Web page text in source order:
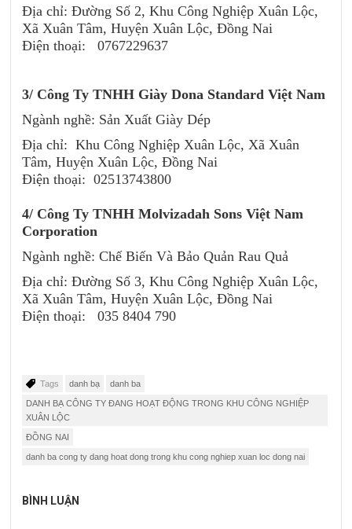
Địa chỉ: Đường Số 2, Khu Công Nghiệp Xuân Lộc,
Xã Xuân Tâm, Huyện Xuân Lộc, Đồng Nai
Điện thoại: 0767229637
3/ Công Ty TNHH Giày Dona Standard Việt Nam
Ngành nghề: Sản Xuất Giày Dép
Địa chỉ: Khu Công Nghiệp Xuân Lộc, Xã Xuân
Tâm, Huyện Xuân Lộc, Đồng Nai
Điện thoại:02513743800
4/ Công Ty TNHH Molvizadah Sons Việt Nam
Corporation
Ngành nghề: Chế Biến Và Bảo Quản Rau Quả
Địa chỉ: Đường Số 3, Khu Công Nghiệp Xuân Lộc,
Xã Xuân Tâm, Huyện Xuân Lộc, Đồng Nai
Điện thoại: 035 8404 790
Tags danh bạ danh ba
DANH BẠ CÔNG TY ĐANG HOẠT ĐỘNG TRONG KHU CÔNG NGHIỆP
XUÂN LỘC
ĐỒNG NAI
danh ba cong ty dang hoat dong trong khu cong nghiep xuan loc dong nai
BÌNH LUẬN